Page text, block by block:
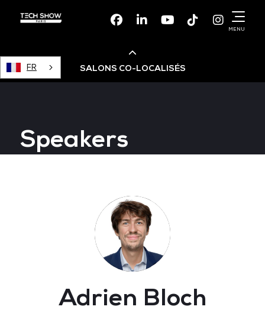
FacebookLinkedinYoutubeTikTok
MENU
FR SALONS CO-LOCALISÉS
Devops Live
Data & AI Leaders Summit
Speakers
Adrien Bloch